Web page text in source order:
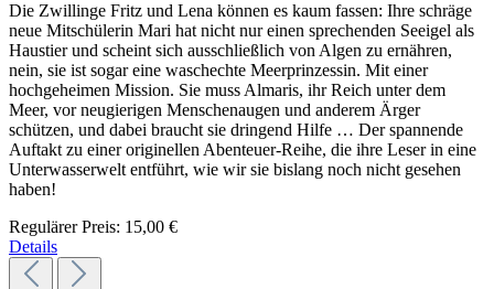
Die Zwillinge Fritz und Lena können es kaum fassen: Ihre schräge
neue Mitschülerin Mari hat nicht nur einen sprechenden Seeigel als
Haustier und scheint sich ausschließlich von Algen zu ernähren,
nein, sie ist sogar eine waschechte Meerprinzessin. Mit einer
hochgeheimen Mission. Sie muss Almaris, ihr Reich unter dem
Meer, vor neugierigen Menschenaugen und anderem Ärger
schützen, und dabei braucht sie dringend Hilfe … Der spannende
Auftakt zu einer originellen Abenteuer-Reihe, die ihre Leser in eine
Unterwasserwelt entführt, wie wir sie bislang noch nicht gesehen
haben!
Regulärer Preis: 15,00 €
Details